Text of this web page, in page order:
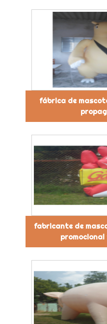
fábrica de
fabricante de
promocional